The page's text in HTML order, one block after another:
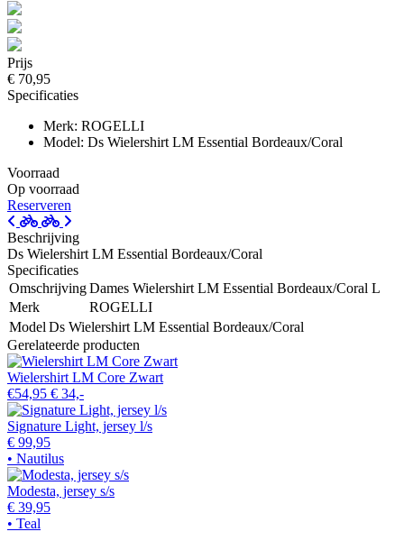
Prijs
€ 70,95
Specificaties
Merk: ROGELLI
Model: Ds Wielershirt LM Essential Bordeaux/Coral
Voorraad
Op voorraad
Reserveren
Beschrijving
Ds Wielershirt LM Essential Bordeaux/Coral
Specificaties
OmschrijvingDames Wielershirt LM Essential Bordeaux/Coral L
Merk
ROGELLI
Model Ds Wielershirt LM Essential Bordeaux/Coral
Gerelateerde producten
Wielershirt LM Core Zwart
€54,95 € 34,-
Signature Light, jersey l/s
€ 99,95
• Nautilus
Modesta, jersey s/s
€ 39,95
• Teal